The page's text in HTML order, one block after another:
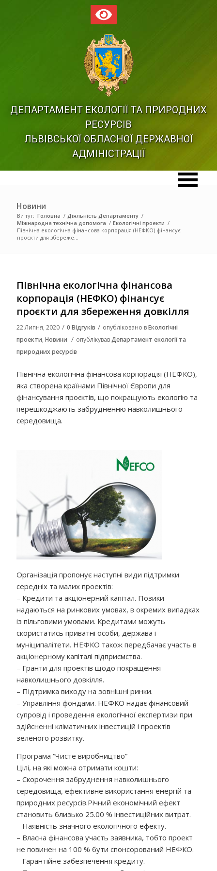
ДЕПАРТАМЕНТ ЕКОЛОГІЇ ТА ПРИРОДНИХ
РЕСУРСІВ
ЛЬВІВСЬКОЇ ОБЛАСНОЇ ДЕРЖАВНОЇ
АДМІНІСТРАЦІЇ
Новини
Ви тут: Головна / Діяльність Департаменту /
Міжнародна технічна допомога / Екологічні проекти /
Північна екологічна фінансова корпорація (НЕФКО) фінансує
проєкти для збереже...
Північна екологічна фінансова
корпорація (НЕФКО) фінансує
проєкти для збереження довкілля
22 Липня, 2020 / 0 Відгуків / опубліковано вЕкологічні
проекти, Новини / опублікувавДепартамент екології та
природних ресурсів
Північна екологічна фінансова корпорація (НЕФКО),
яка створена країнами Північної Європи для
фінансування проєктів, що покращують екологію та
перешкоджають забрудненню навколишнього
середовища.
Організація пропонує наступні види підтримки
середніх та малих проектів:
– Кредити та акціонерний капітал. Позики
надаються на ринкових умовах, в окремих випадках
із пільговими умовами. Кредитами можуть
скористатись приватні особи, держава і
муніципалітети. НЕФКО також передбачає участь в
акціонерному капіталі підприємства.
– Гранти для проектів щодо покращення
навколишнього довкілля.
– Підтримка виходу на зовнішні ринки.
– Управління фондами. НЕФКО надає фінансовий
супровід і проведення екологічної експертизи при
здійсненні кліматичних інвестицій і проектів
зеленого розвитку.
Програма “Чисте виробництво”
Цілі, на які можна отримати кошти:
– Скорочення забруднення навколишнього
середовища, ефективне використання енергій та
природних ресурсів.Річний економічний ефект
становить близько 25.00 % інвестиційних витрат.
– Наявність значного екологічного ефекту.
– Власна фінансова участь заявника, тобто проект
не повинен на 100 % бути спонсорований НЕФКО.
– Гарантійне забезпечення кредиту.